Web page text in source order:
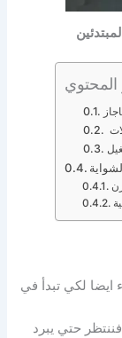
ايضا لكي تبدأ في
حتي يبرد